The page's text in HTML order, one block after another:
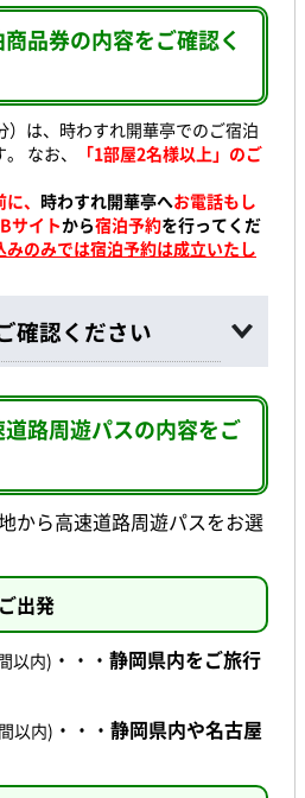
品券の内容をご確認く
）は、時わすれ開華亭でのご宿泊
なお、
「1部屋2名様以上」のご
、 時わすれ開華亭へお電話もし
サイトから宿泊予約を行ってくだ
のみでは宿泊予約は成立いたし
確認ください
道路周遊パスの内容をご
から高速道路周遊パスをお選
出発
以内) ・・・ 静岡県内をご旅行
以内) ・・・ 静岡県内や名古屋